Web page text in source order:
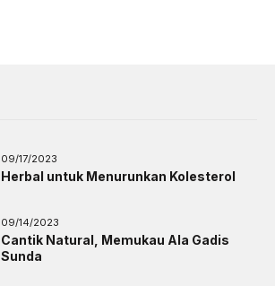
09/17/2023
Herbal untuk Menurunkan Kolesterol
09/14/2023
Cantik Natural, Memukau Ala Gadis
Sunda